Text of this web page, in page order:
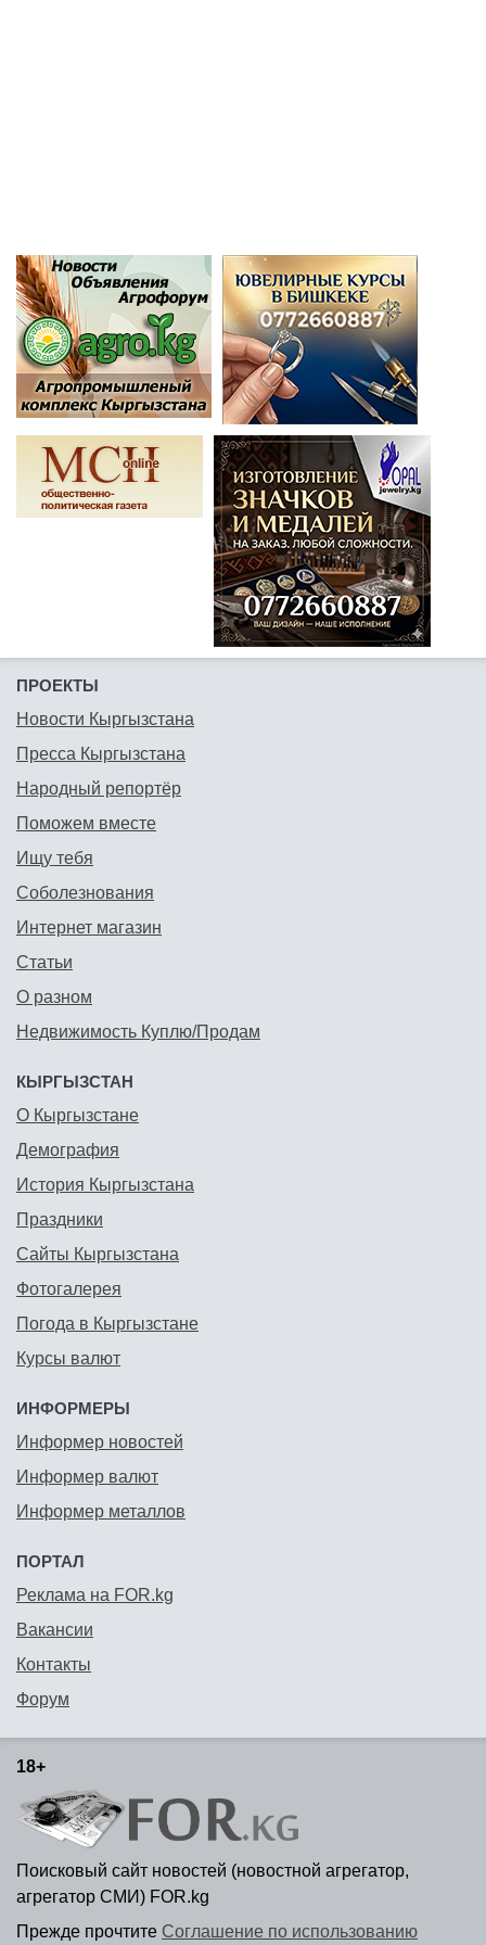
ПРОЕКТЫ
Новости Кыргызстана
Пресса Кыргызстана
Народный репортёр
Поможем вместе
Ищу тебя
Соболезнования
Интернет магазин
Статьи
О разном
Недвижимость Куплю/Продам
КЫРГЫЗСТАН
О Кыргызстане
Демография
История Кыргызстана
Праздники
Сайты Кыргызстана
Фотогалерея
Погода в Кыргызстане
Курсы валют
ИНФОРМЕРЫ
Информер новостей
Информер валют
Информер металлов
ПОРТАЛ
Реклама на FOR.kg
Вакансии
Контакты
Форум
18+
Поисковый сайт новостей (новостной агрегатор,
агрегатор СМИ) FOR.kg
Прежде прочтите Соглашение по использованию